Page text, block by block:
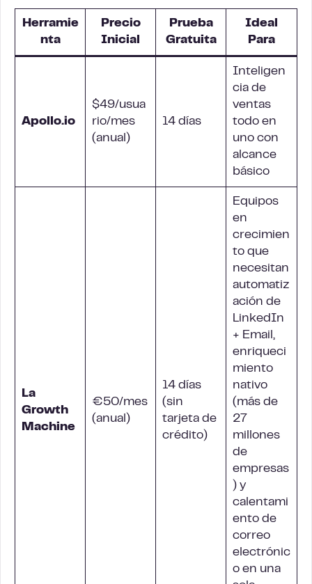
Herramie
nta
Precio
Inicial
Prueba
Gratuita
Ideal
Para
Apollo.io
$49/usua
rio/mes
(anual)
14 días
Inteligen
cia de
ventas
todo en
uno con
alcance
básico
La
Growth
Machine
€50/mes
(anual)
14 días
(sin
tarjeta de
crédito)
Equipos
en
crecimien
to que
necesitan
automatiz
ación de
LinkedIn
+ Email,
enriqueci
miento
nativo
(más de
27
millones
de
empresas
) y
calentami
ento de
correo
electrónic
o en una